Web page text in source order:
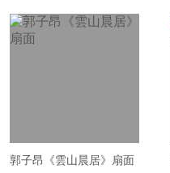
郭子昂《雲山晨居》扇面